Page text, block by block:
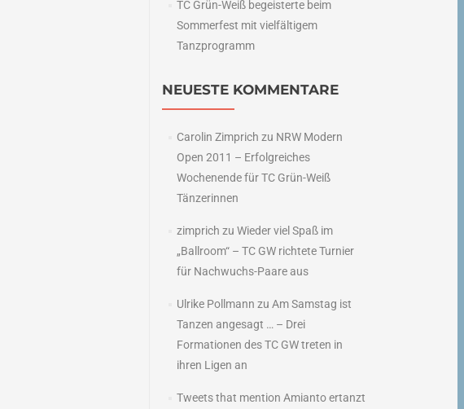
TC Grün-Weiß begeisterte beim
Sommerfest mit vielfältigem
Tanzprogramm
NEUESTE KOMMENTARE
Carolin Zimprich zu NRW Modern
Open 2011 – Erfolgreiches
Wochenende für TC Grün-Weiß
Tänzerinnen
zimprich zu Wieder viel Spaß im
„Ballroom“ – TC GW richtete Turnier
für Nachwuchs-Paare aus
Ulrike Pollmann zu Am Samstag ist
Tanzen angesagt … – Drei
Formationen des TC GW treten in
ihren Ligen an
Tweets that mention Amianto ertanzt